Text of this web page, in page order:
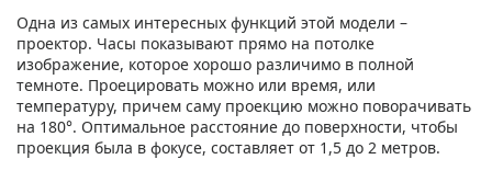
Одна из самых интересных функций этой модели –
проектор. Часы показывают прямо на потолке
изображение, которое хорошо различимо в полной
темноте. Проецировать можно или время, или
температуру, причем саму проекцию можно поворачивать
на 180°. Оптимальное расстояние до поверхности, чтобы
проекция была в фокусе, составляет от 1,5 до 2 метров.